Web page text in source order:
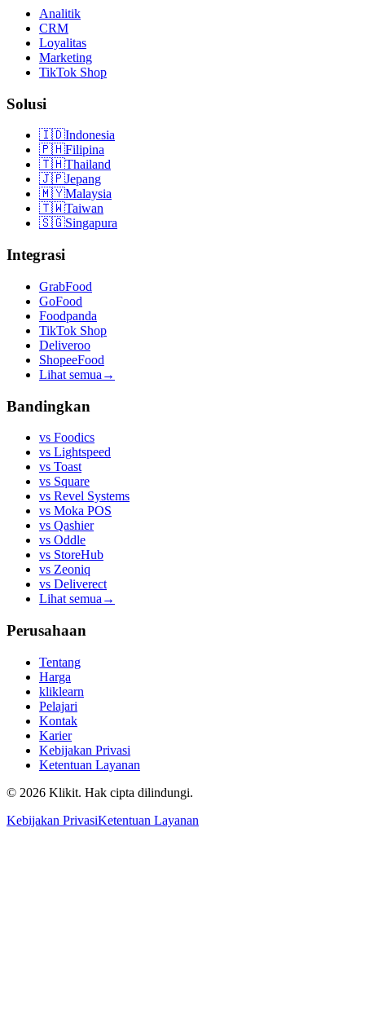
Analitik
CRM
Loyalitas
Marketing
TikTok Shop
Solusi
🇮🇩Indonesia
🇵🇭Filipina
🇹🇭Thailand
🇯🇵Jepang
🇲🇾Malaysia
🇹🇼Taiwan
🇸🇬Singapura
Integrasi
GrabFood
GoFood
Foodpanda
TikTok Shop
Deliveroo
ShopeeFood
Lihat semua →
Bandingkan
vs Foodics
vs Lightspeed
vs Toast
vs Square
vs Revel Systems
vs Moka POS
vs Qashier
vs Oddle
vs StoreHub
vs Zeoniq
vs Deliverect
Lihat semua →
Perusahaan
Tentang
Harga
kliklearn
Pelajari
Kontak
Karier
Kebijakan Privasi
Ketentuan Layanan
© 2026 Klikit. Hak cipta dilindungi.
Kebijakan PrivasiKetentuan Layanan